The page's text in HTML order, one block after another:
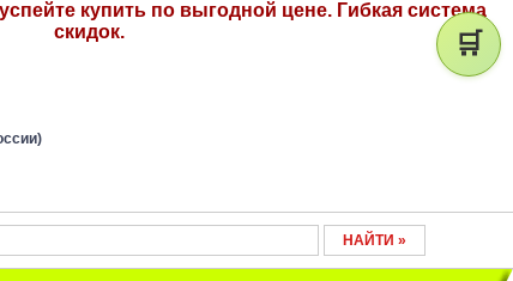
купить по выгодной цене. Гибкая система
скидок.
🛒